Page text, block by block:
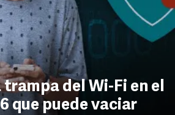
del Wi-Fi en el
que puede vaciar